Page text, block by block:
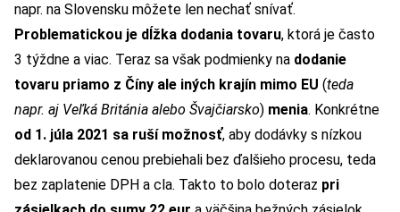
napr. na Slovensku môžete len nechať snívať.
Problematickou je dĺžka dodania tovaru, ktorá je často
3 týždne a viac. Teraz sa však podmienky na dodanie
tovaru priamo z Číny ale iných krajín mimo EU (teda
napr. aj Veľká Británia alebo Švajčiarsko) menia. Konkrétne
od 1. júla 2021 sa ruší možnosť, aby dodávky s nízkou
deklarovanou cenou prebiehali bez ďalšieho procesu, teda
bez zaplatenie DPH a cla. Takto to bolo doteraz pri